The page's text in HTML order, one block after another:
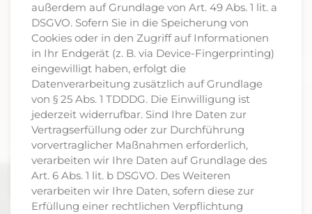
außerdem auf Grundlage von Art. 49 Abs. 1 lit. a
DSGVO. Sofern Sie in die Speicherung von
Cookies oder in den Zugriff auf Informationen
in Ihr Endgerät (z. B. via Device-Fingerprinting)
eingewilligt haben, erfolgt die
Datenverarbeitung zusätzlich auf Grundlage
von § 25 Abs. 1 TDDDG. Die Einwilligung ist
jederzeit widerrufbar. Sind Ihre Daten zur
Vertragserfüllung oder zur Durchführung
vorvertraglicher Maßnahmen erforderlich,
verarbeiten wir Ihre Daten auf Grundlage des
Art. 6 Abs. 1 lit. b DSGVO. Des Weiteren
verarbeiten wir Ihre Daten, sofern diese zur
Erfüllung einer rechtlichen Verpflichtung